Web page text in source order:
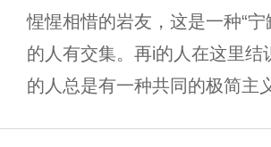
惺惺相惜的岩友，这是一种“
的人有交集。再i的人在这里
的人总是有一种共同的极简